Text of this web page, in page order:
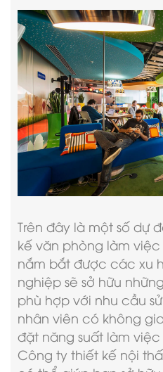
Trên đây là một số dự
kế văn phòng làm việc
nắm bắt được các xu
nghiệp sẽ sở hữu
phù hợp với nhu cầu
nhân viên có không
đặt năng suất làm
Công ty thiết kế nội